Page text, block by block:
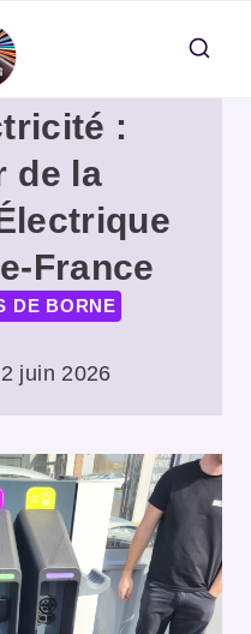
:
de la
France
DE BORNE
2 juin 2026